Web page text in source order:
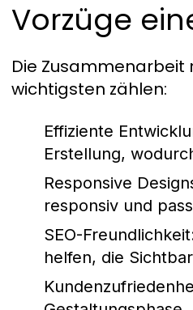
Vorzüge
Die Zusammenarbeit
wichtigsten zählen:
Effiziente
Erstellung,
Responsive
responsiv und
SEO-
helfen, die